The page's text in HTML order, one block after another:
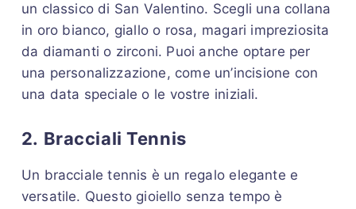
un classico di San Valentino. Scegli una collana
in oro bianco, giallo o rosa, magari impreziosita
da diamanti o zirconi. Puoi anche optare per
una personalizzazione, come un’incisione con
una data speciale o le vostre iniziali.
2. Bracciali Tennis
Un bracciale tennis è un regalo elegante e
versatile. Questo gioiello senza tempo è